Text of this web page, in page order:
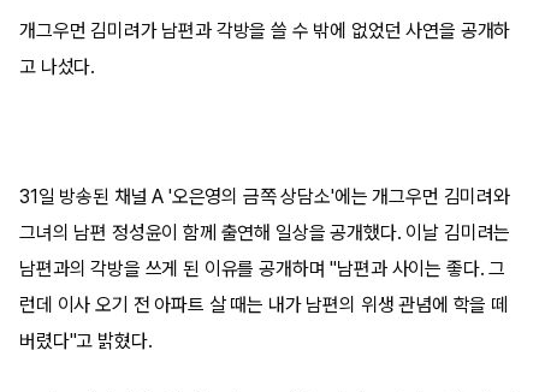
개그우먼 김미려가 남편과 각방을 쓸 수 밖에 없었던 사연을 공개하
고 나섰다.
31일 방송된 채널 A '오은영의 금쪽 상담소'에는 개그우먼 김미려와
그녀의 남편 정성윤이 함께 출연해 일상을 공개했다. 이날 김미려는
남편과의 각방을 쓰게 된 이유를 공개하며 "남편과 사이는 좋다. 그
런데 이사 오기 전 아파트 살 때는 내가 남편의 위생 관념에 학을 떼
버렸다"고 밝혔다.